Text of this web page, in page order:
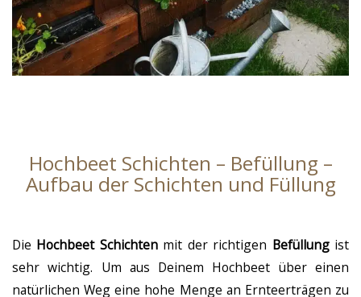
Hochbeet Schichten – Befüllung –
Aufbau der Schichten und Füllung
Die Hochbeet Schichten mit der richtigen Befüllungist
sehr wichtig. Um aus Deinem Hochbeet über einen
natürlichen Weg eine hohe Menge an Ernteerträgen zu